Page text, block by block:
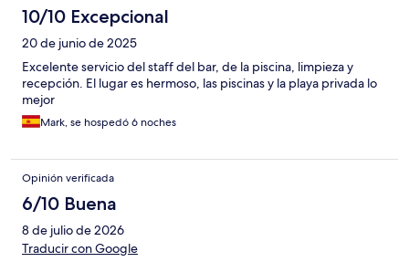
10/10 Excepcional
20 de junio de 2025
Excelente servicio del staff del bar, de la piscina, limpieza y
recepción. El lugar es hermoso, las piscinas y la playa privada lo
mejor
Mark, se hospedó 6 noches
Opinión verificada
6/10 Buena
8 de julio de 2026
Traducir con Google